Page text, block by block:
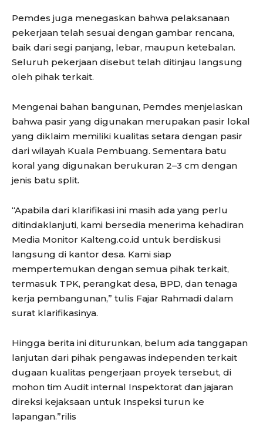
Pemdes juga menegaskan bahwa pelaksanaan
pekerjaan telah sesuai dengan gambar rencana,
baik dari segi panjang, lebar, maupun ketebalan.
Seluruh pekerjaan disebut telah ditinjau langsung
oleh pihak terkait.
Mengenai bahan bangunan, Pemdes menjelaskan
bahwa pasir yang digunakan merupakan pasir lokal
yang diklaim memiliki kualitas setara dengan pasir
dari wilayah Kuala Pembuang. Sementara batu
koral yang digunakan berukuran 2–3 cm dengan
jenis batu split.
“Apabila dari klarifikasi ini masih ada yang perlu
ditindaklanjuti, kami bersedia menerima kehadiran
Media Monitor Kalteng.co.id untuk berdiskusi
langsung di kantor desa. Kami siap
mempertemukan dengan semua pihak terkait,
termasuk TPK, perangkat desa, BPD, dan tenaga
kerja pembangunan,” tulis Fajar Rahmadi dalam
surat klarifikasinya.
Hingga berita ini diturunkan, belum ada tanggapan
lanjutan dari pihak pengawas independen terkait
dugaan kualitas pengerjaan proyek tersebut, di
mohon tim Audit internal Inspektorat dan jajaran
direksi kejaksaan untuk Inspeksi turun ke
lapangan.”rilis